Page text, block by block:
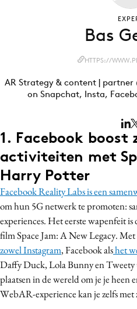
Campagnes
Carriere
Craft
Customer Experience
Design
Digital transformation
Diversiteit
Effectiviteit
Gedragsverandering
Influencer marketing
Interne communicatie
1. Facebook boost
activiteiten met
Harry Potter
Facebook Reality Labs is een
om hun 5G netwerk te promoten:
experiences. Het eerste wapenfeit
film Space Jam: A New Legacy.
zowel Instagram, Facebook alshet
Daffy Duck, Lola Bunny en Tweety
plaatsen in de wereld om je je heen
WebAR-experience kan je zelfs met
Bas
HTTPS://
AR Strategy & content | partner
on Snapchat, Insta,